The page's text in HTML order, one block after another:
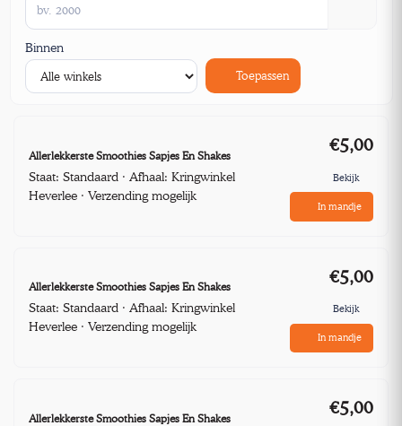
Binnen
Toepassen
Allerlekkerste Smoothies Sapjes En Shakes
Staat: Standaard · Afhaal: Kringwinkel
Heverlee · Verzending mogelijk
€5,00
Bekijk
In mandje
Allerlekkerste Smoothies Sapjes En Shakes
Staat: Standaard · Afhaal: Kringwinkel
Heverlee · Verzending mogelijk
€5,00
Bekijk
In mandje
Allerlekkerste Smoothies Sapjes En Shakes
€5,00